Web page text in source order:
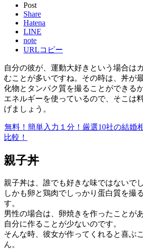
Post
Share
Hatena
LINE
note
URLコピー
自分の彼が、運動大好きという場合は
むことが多いですね。その時は、丼が
化物とタンパク質を撮ることができる
エネルギーを使っているので、そこは
げましょう。
無料！簡単入力１分！厳選10社の結婚
比較！
親子丼
親子丼は、誰でも好きな味ではないで
しかも卵と鶏肉でしっかり蛋白質を撮
す。
男性の場合は、卵焼きを作ったことが
自分に作ることが少ないのです。
そんな時、彼女が作ってくれると喜ぶ
ん。